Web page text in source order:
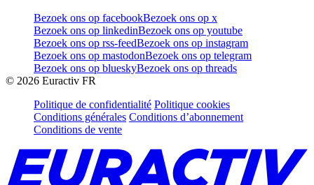
Bezoek ons op facebookBezoek ons op x
Bezoek ons op linkedinBezoek ons op youtube
Bezoek ons op rss-feedBezoek ons op instagram
Bezoek ons op mastodonBezoek ons op telegram
Bezoek ons op blueskyBezoek ons op threads
© 2026 Euractiv FR
Politique de confidentialité Politique cookies
Conditions générales Conditions d’abonnement
Conditions de vente